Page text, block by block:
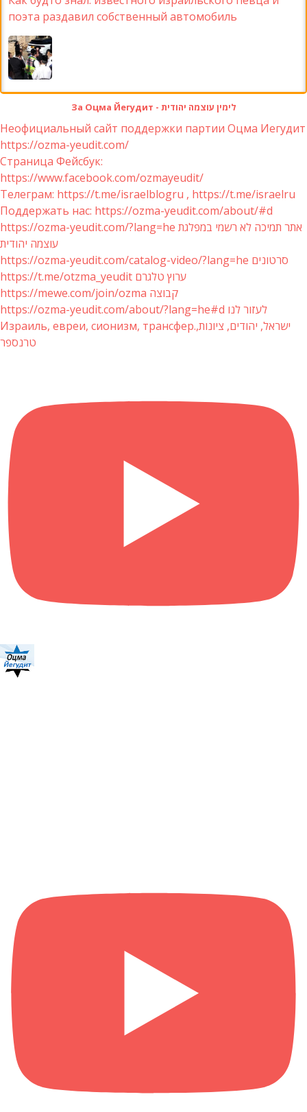
поэта раздавил собственный автомобиль
За Оцма Йегудит - לימין עוצמה יהודית
Неофициальный сайт поддержки партии Оцма Иегудит
https://ozma-yeudit.com/
Страница Фейсбук:
https://www.facebook.com/ozmayeudit/
Телеграм: https://t.me/israelblogru , https://t.me/israelru
Поддержать нас: https://ozma-yeudit.com/about/#d
https://ozma-yeudit.com/?lang=he אתר תמיכה לא רשמי במפלגת
עוצמה יהודית
https://ozma-yeudit.com/catalog-video/?lang=he סרטונים
https://t.me/otzma_yeudit ערוץ טלגרם
https://mewe.com/join/ozma קבוצה
https://ozma-yeudit.com/about/?lang=he#d לעזור לנו
Израиль, евреи, сионизм, трансфер.ישראל, יהודים, ציונות,
טרנספר